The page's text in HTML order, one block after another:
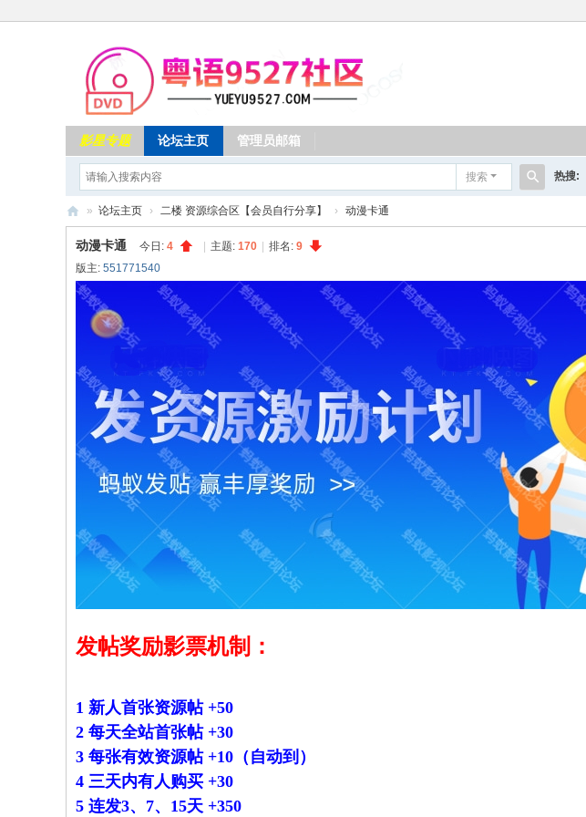
影星专题 论坛主页 管理员邮箱
搜索
索
热搜:
专
注
粤
视
» 论坛主页 › 二楼 资源综合区【会员自行分享】 › 动漫卡通
动漫卡通 今日: 4 主题: 170 排名: 9
版主: 551771540
发帖奖励影票机制：
1 新人首张资源帖 +50
2 每天全站首张帖 +30
3 每张有效资源帖 +10（自动到）
4 三天内有人购买 +30
5 连发3、7、15天 +350